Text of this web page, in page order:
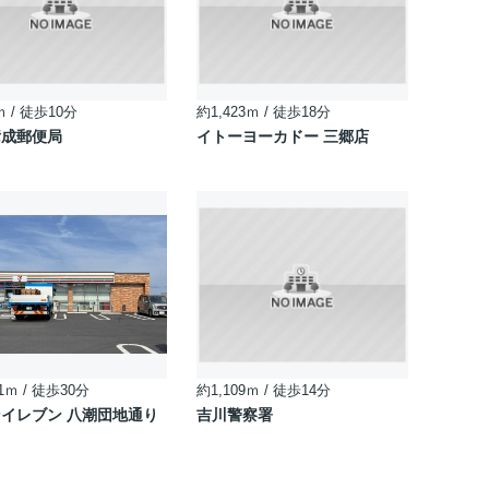
/ 徒歩10分
郵便局
約1,423ｍ / 徒歩18分
イトーヨーカドー 三郷店
ｍ / 徒歩30分
レブン 八潮団地通り
約1,109ｍ / 徒歩14分
吉川警察署